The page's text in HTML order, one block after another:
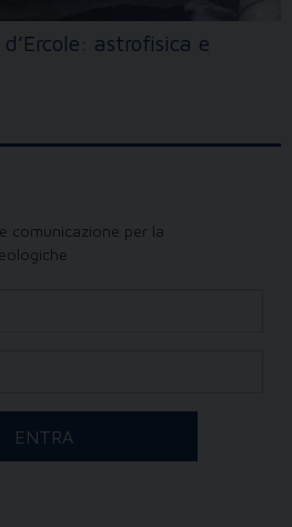
astrofisica e
comunicazione per la